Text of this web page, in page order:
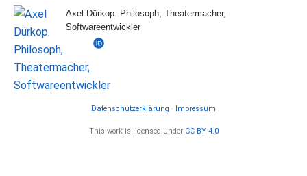
Axel Dürkop. Philosoph, Theatermacher,
Softwareentwickler
Datenschutzerklärung · Impressum
This work is licensed under CC BY 4.0